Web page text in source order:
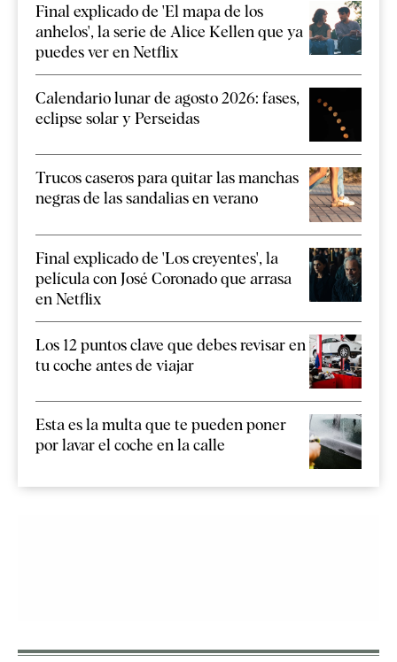
Final explicado de 'El mapa de los
anhelos', la serie de Alice Kellen que ya
puedes ver en Netflix
Calendario lunar de agosto 2026: fases,
eclipse solar y Perseidas
Trucos caseros para quitar las manchas
negras de las sandalias en verano
Final explicado de 'Los creyentes', la
película con José Coronado que arrasa
en Netflix
Los 12 puntos clave que debes revisar en
tu coche antes de viajar
Esta es la multa que te pueden poner
por lavar el coche en la calle